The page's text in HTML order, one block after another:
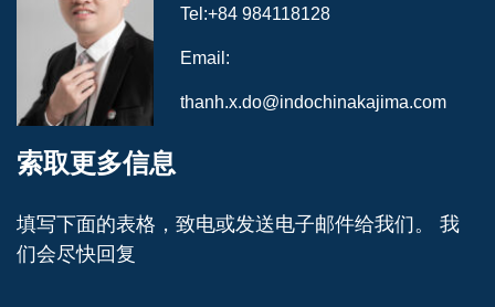
Tel:+84 984118128
Email:
thanh.x.do@indochinakajima.com
索取更多信息
填写下面的表格，致电或发送电子邮件给我们。 我
们会尽快回复